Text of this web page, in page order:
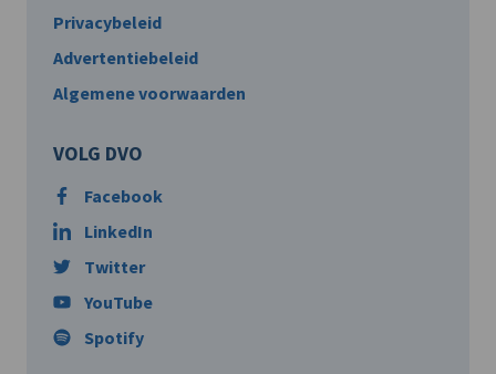
Privacybeleid
Advertentiebeleid
Algemene voorwaarden
VOLG DVO
Facebook
LinkedIn
Twitter
YouTube
Spotify